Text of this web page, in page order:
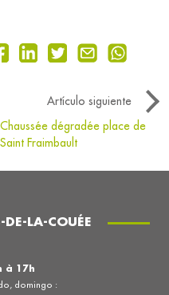
Artículo siguiente
Chaussée dégradée place de
Saint Fraimbault
LA-COUÉE
à 17h
domingo :